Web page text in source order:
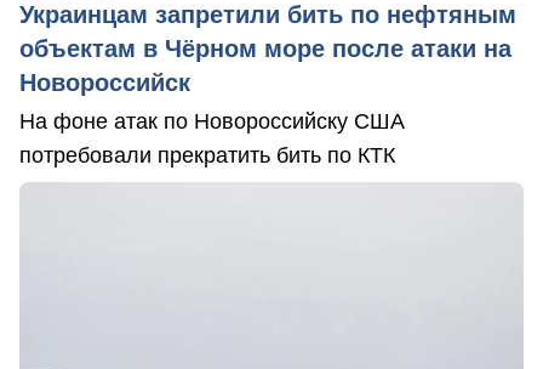
Украинцам запретили бить по нефтяным
объектам в Чёрном море после атаки на
Новороссийск
На фоне атак по Новороссийску США
потребовали прекратить бить по КТК